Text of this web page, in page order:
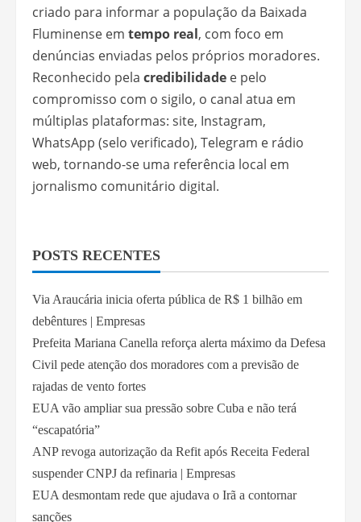
criado para informar a população da Baixada
Fluminense em tempo real, com foco em
denúncias enviadas pelos próprios moradores.
Reconhecido pela credibilidade e pelo
compromisso com o sigilo, o canal atua em
múltiplas plataformas: site, Instagram,
WhatsApp (selo verificado), Telegram e rádio
web, tornando-se uma referência local em
jornalismo comunitário digital.
POSTS RECENTES
Via Araucária inicia oferta pública de R$ 1 bilhão em
debêntures | Empresas
Prefeita Mariana Canella reforça alerta máximo da Defesa
Civil pede atenção dos moradores com a previsão de
rajadas de vento fortes
EUA vão ampliar sua pressão sobre Cuba e não terá
“escapatória”
ANP revoga autorização da Refit após Receita Federal
suspender CNPJ da refinaria | Empresas
EUA desmontam rede que ajudava o Irã a contornar
sanções